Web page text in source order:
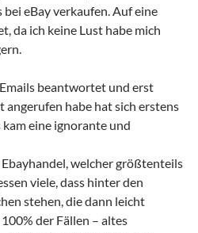
eBay verkaufen. Auf eine
da ich keine Lust habe mich
beantwortet und erst
angerufen habe hat sich erstens
eine ignorante und
welcher größtenteils
viele, dass hinter den
stehen, die dann leicht
der Fällen – altes